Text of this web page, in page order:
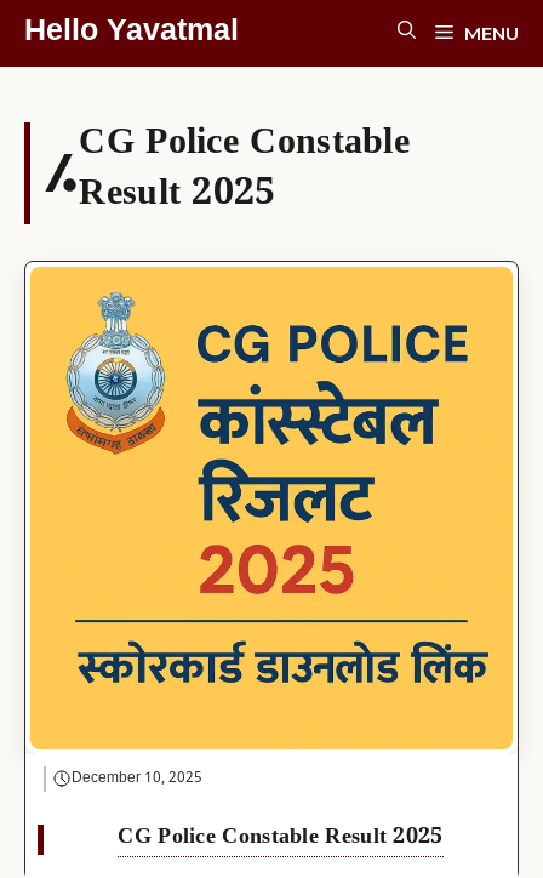
SkipHello Yavatmal MENU
CG Police Constable
Result 2025
December 10, 2025
CG Police Constable Result 2025